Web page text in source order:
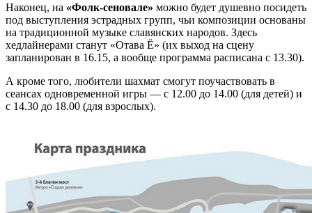
Наконец, на «Фолк-сеновале» можно будет душевно посидеть
под выступления эстрадных групп, чьи композиции основаны
на традиционной музыке славянских народов. Здесь
хедлайнерами станут «Отава Ё» (их выход на сцену
запланирован в 16.15, а вообще программа расписана с 13.30).
А кроме того, любители шахмат смогут поучаствовать в
сеансах одновременной игры — с 12.00 до 14.00 (для детей) и
с 14.30 до 18.00 (для взрослых).